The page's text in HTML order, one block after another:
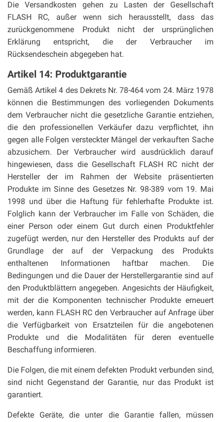
Die Versandkosten gehen zu Lasten der Gesellschaft
FLASH RC, außer wenn sich herausstellt, dass das
zurückgenommene Produkt nicht der ursprünglichen
Erklärung entspricht, die der Verbraucher im
Rücksendeschein abgegeben hat.
Artikel 14: Produktgarantie
Gemäß Artikel 4 des Dekrets Nr. 78-464 vom 24. März 1978
können die Bestimmungen des vorliegenden Dokuments
dem Verbraucher nicht die gesetzliche Garantie entziehen,
die den professionellen Verkäufer dazu verpflichtet, ihn
gegen alle Folgen versteckter Mängel der verkauften Sache
abzusichern. Der Verbraucher wird ausdrücklich darauf
hingewiesen, dass die Gesellschaft FLASH RC nicht der
Hersteller der im Rahmen der Website präsentierten
Produkte im Sinne des Gesetzes Nr. 98-389 vom 19. Mai
1998 und über die Haftung für fehlerhafte Produkte ist.
Folglich kann der Verbraucher im Falle von Schäden, die
einer Person oder einem Gut durch einen Produktfehler
zugefügt werden, nur den Hersteller des Produkts auf der
Grundlage der auf der Verpackung des Produkts
enthaltenen Informationen haftbar machen. Die
Bedingungen und die Dauer der Herstellergarantie sind auf
den Produktblättern angegeben. Angesichts der Häufigkeit,
mit der die Komponenten technischer Produkte erneuert
werden, kann FLASH RC den Verbraucher auf Anfrage über
die Verfügbarkeit von Ersatzteilen für die angebotenen
Produkte und die Modalitäten für deren eventuelle
Beschaffung informieren.
Die Folgen, die mit einem defekten Produkt verbunden sind,
sind nicht Gegenstand der Garantie, nur das Produkt ist
garantiert.
Defekte Geräte, die unter die Garantie fallen, müssen